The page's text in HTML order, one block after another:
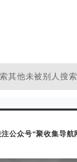
其他未被别人搜
公众号“聚收集导航